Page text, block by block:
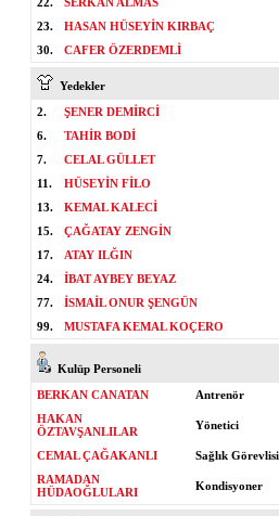
23.
HASAN HÜSEYİN KIRBAÇ
30.
CAFER ÖZERDEMLİ
Yedekler
2.
ŞENER DEMİRCİ
6.
TAHİR BODİ
7.
CELAL GÜLLET
11.
HÜSEYİN FİLO
13.
KEMAL KALECİ
15.
ÇAĞATAY ZENGİN
17.
ATAY ILĞIN
24.
İBAT AYBEY BEYAZ
77.
İSMAİL ONUR ŞENGÜN
99.
MUSTAFA KEMAL KOÇERO
Kulüp Personeli
BERKAN CANATAN
Antrenör
HAKAN
ÖZTAVŞANLILAR
Yönetici
CEMAL ÇAĞAKANLI
Sağlık Görevlisi
RAMADAN
HÜDAOĞLULARI
Kondisyoner